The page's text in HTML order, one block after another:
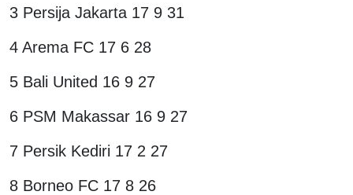
3 Persija Jakarta 17 9 31
4 Arema FC 17 6 28
5 Bali United 16 9 27
6 PSM Makassar 16 9 27
7 Persik Kediri 17 2 27
8 Borneo FC 17 8 26